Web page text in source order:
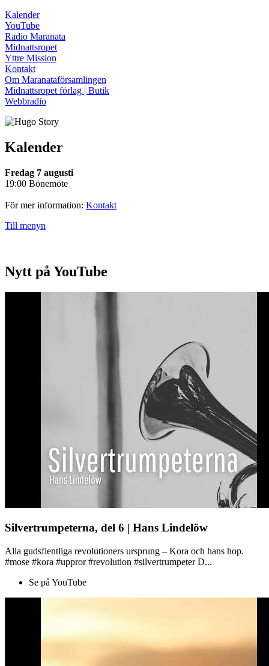
Kalender
YouTube
Radio Maranata
Midnattsropet
Yttre Mission
Kontakt
Om Maranataförsamlingen
Midnattsropet förlag | Butik
Webbradio
Kalender
Fredag 7 augusti
19:00 Bönemöte
För mer information: Kontakt
Till menyn
Nytt på YouTube
Silvertrumpeterna, del 6 | Hans Lindelöw
Alla gudsfientliga revolutioners ursprung – Kora och hans hop.
#mose #kora #uppror #revolution #silvertrumpeter D...
Se på YouTube